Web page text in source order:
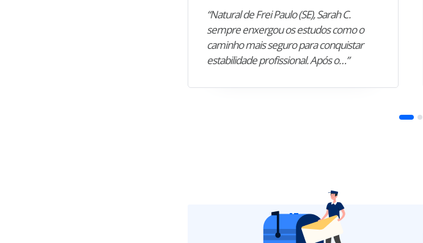
“Natural de Frei Paulo (SE), Sarah C.
sempre enxergou os estudos como o
caminho mais seguro para conquistar
estabilidade profissional. Após o…”